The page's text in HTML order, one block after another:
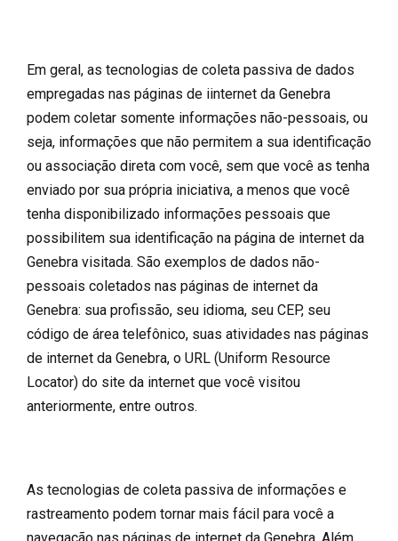
Em geral, as tecnologias de coleta passiva de dados
empregadas nas páginas de iinternet da Genebra
podem coletar somente informações não-pessoais, ou
seja, informações que não permitem a sua identificação
ou associação direta com você, sem que você as tenha
enviado por sua própria iniciativa, a menos que você
tenha disponibilizado informações pessoais que
possibilitem sua identificação na página de internet da
Genebra visitada. São exemplos de dados não-
pessoais coletados nas páginas de internet da
Genebra: sua profissão, seu idioma, seu CEP, seu
código de área telefônico, suas atividades nas páginas
de internet da Genebra, o URL (Uniform Resource
Locator) do site da internet que você visitou
anteriormente, entre outros.
As tecnologias de coleta passiva de informações e
rastreamento podem tornar mais fácil para você a